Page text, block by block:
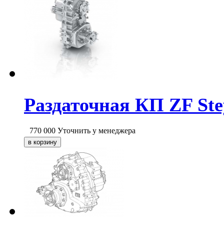
Раздаточная КП ZF
770 000 Уточнить у менеджера